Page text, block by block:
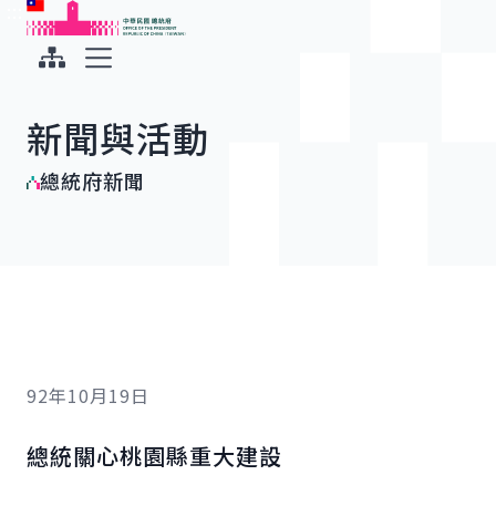
跳到主要內容
中華民國總統府
新聞與活動
總統府新聞
92年10月19日
總統關心桃園縣重大建設